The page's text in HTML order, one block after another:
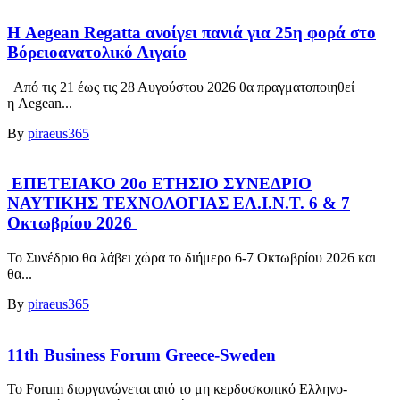
Η Aegean Regatta ανοίγει πανιά για 25η φορά στο
Βόρειοανατολικό Αιγαίο
Από τις 21 έως τις 28 Αυγούστου 2026 θα πραγματοποιηθεί
η Aegean...
By piraeus365
ΕΠΕΤΕΙΑΚΟ 20ο ΕΤΗΣΙΟ ΣΥΝΕΔΡΙΟ
ΝΑΥΤΙΚΗΣ ΤΕΧΝΟΛΟΓΙΑΣ ΕΛ.Ι.Ν.Τ. 6 & 7
Οκτωβρίου 2026
Το Συνέδριο θα λάβει χώρα το διήμερο 6-7 Οκτωβρίου 2026 και
θα...
By piraeus365
11th Business Forum Greece-Sweden
Το Forum διοργανώνεται από το μη κερδοσκοπικό Ελληνο-